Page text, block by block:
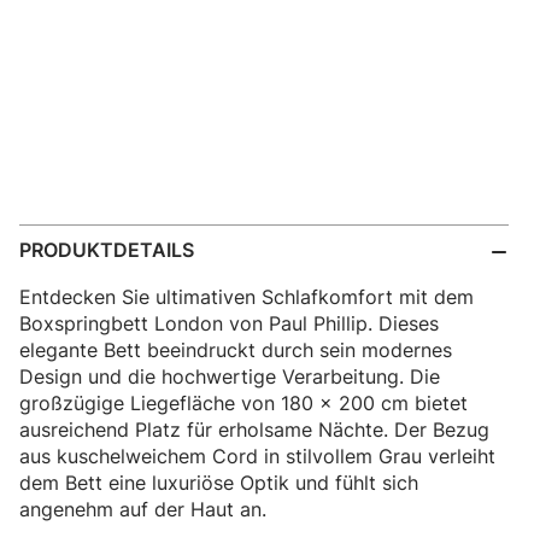
PRODUKTDETAILS
Entdecken Sie ultimativen Schlafkomfort mit dem
Boxspringbett London von Paul Phillip. Dieses
elegante Bett beeindruckt durch sein modernes
Design und die hochwertige Verarbeitung. Die
großzügige Liegefläche von 180 x 200 cm bietet
ausreichend Platz für erholsame Nächte. Der Bezug
aus kuschelweichem Cord in stilvollem Grau verleiht
dem Bett eine luxuriöse Optik und fühlt sich
angenehm auf der Haut an.